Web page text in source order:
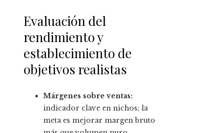
Evaluación del
rendimiento y
establecimiento de
objetivos realistas
Márgenes sobre ventas:
indicador clave en nichos; la
meta es mejorar margen bruto